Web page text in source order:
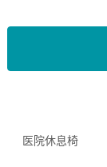
医院休息椅